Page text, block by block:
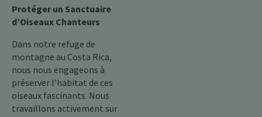
Protéger un Sanctuaire
d’Oiseaux Chanteurs
Dans notre refuge de
montagne au Costa Rica,
nous nous engageons à
préserver l’habitat de ces
oiseaux fascinants. Nous
travaillons activement sur